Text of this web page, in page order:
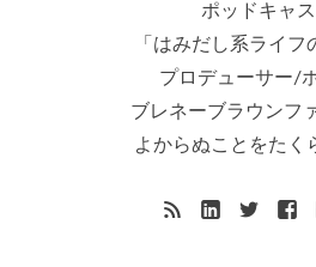
ポッドキャス
「はみだし系ライフ
プロデューサー/
ブレネーブラウンフ
よからぬことをたく